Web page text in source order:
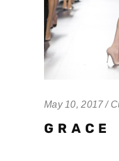
May 10, 2017
GRACE